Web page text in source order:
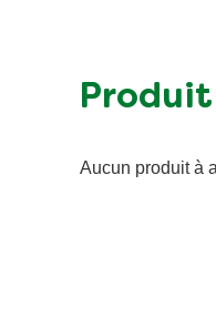
Aucun produit à